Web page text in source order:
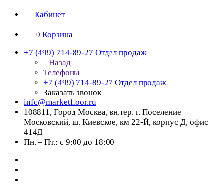
Кабинет
0 Корзина
+7 (499) 714-89-27 Отдел продаж
Назад
Телефоны
+7 (499) 714-89-27 Отдел продаж
Заказать звонок
info@marketfloor.ru
108811, Город Москва, вн.тер. г. Поселение
Московский, ш. Киевское, км 22-Й, корпус Д, офис
414Д
Пн. – Пт.: с 9:00 до 18:00